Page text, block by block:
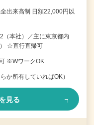
出来高制 日額22,000円以
（本社）／主に東京都内
） ☆直行直帰可
※WワークOK
か所有していればOK）
見る